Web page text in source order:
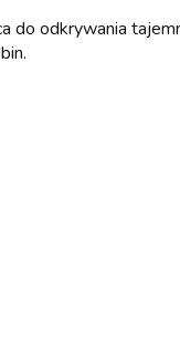
do odkrywania